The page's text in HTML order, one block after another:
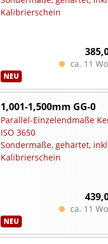
Kalibrierschein
ca. 11
NEU
1,001-1,500mm GG-0
Parallel-Einzelendmaße
ISO 3650
Sondermaße, gehärtet,
Kalibrierschein
ca. 11
NEU